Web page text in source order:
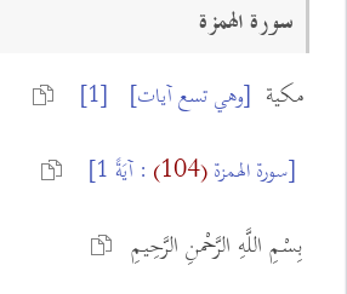
سورة الهمزة
مكية [وهي تسع آيات] [1]
[سورة الهمزة(104) : آيَةً 1]
بِسْمِ اللَّهِ الرَّحْمنِ الرَّحِيمِ